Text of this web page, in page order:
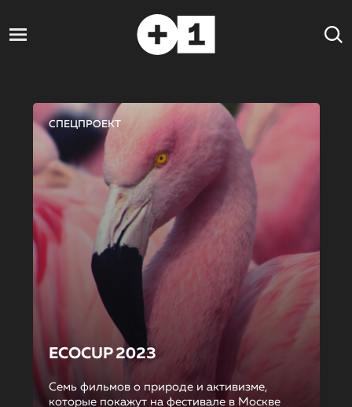
СПЕЦПРОЕКТ
ECOCUP 2023
Семь фильмов о природе и активизме,
которые покажут на фестивале в Москве